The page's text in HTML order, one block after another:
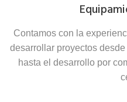
Contamos con la
desarrollar proyectos
hasta el desarrollo por